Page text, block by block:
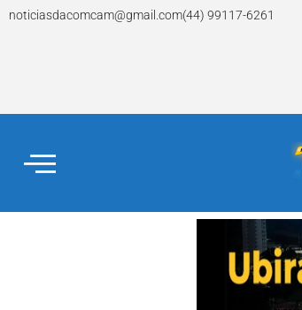
noticiasdacomcam@gmail.com(44) 99117-6261